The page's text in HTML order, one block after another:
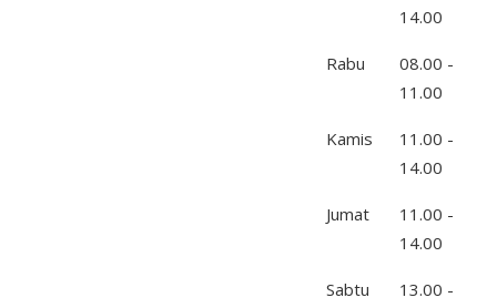
14.00
Rabu
08.00 -
11.00
Kamis
11.00 -
14.00
Jumat
11.00 -
14.00
Sabtu
13.00 -